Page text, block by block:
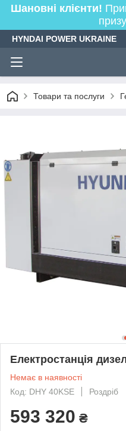
Шановні клієнти!
HYNDAI POWER UKRAINE
Товари та послуги
Електростанція
Немає в наявності
Код: DHY 40KSE
Роздріб
593 320 ₴